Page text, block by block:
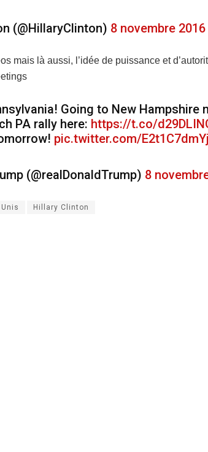
(@HillaryClinton) 8 novembre 2016
mais là aussi, l’idée de puissance et
Going to New Hampshire
PA rally here: https://t.co/
pic.twitter.com/E2t1C7dmYj
(@realDonaldTrump) 8
Hillary Clinton